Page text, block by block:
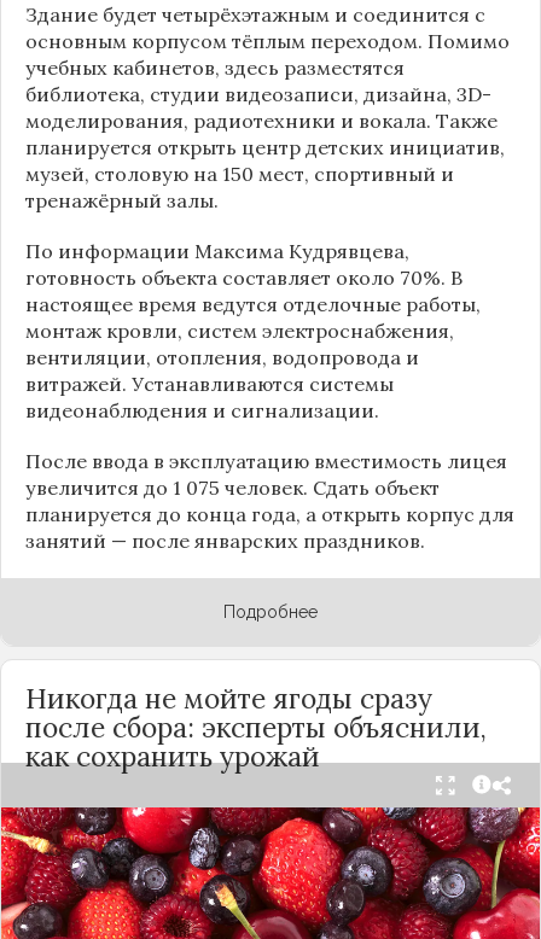
Здание будет четырёхэтажным и соединится с
основным корпусом тёплым переходом. Помимо
учебных кабинетов, здесь разместятся
библиотека, студии видеозаписи, дизайна, 3D-
моделирования, радиотехники и вокала. Также
планируется открыть центр детских инициатив,
музей, столовую на 150 мест, спортивный и
тренажёрный залы.
По информации Максима Кудрявцева,
готовность объекта составляет около 70%. В
настоящее время ведутся отделочные работы,
монтаж кровли, систем электроснабжения,
вентиляции, отопления, водопровода и
витражей. Устанавливаются системы
видеонаблюдения и сигнализации.
После ввода в эксплуатацию вместимость лицея
увеличится до 1 075 человек. Сдать объект
планируется до конца года, а открыть корпус для
занятий — после январских праздников.
Подробнее
Никогда не мойте ягоды сразу
после сбора: эксперты объяснили,
как сохранить урожай
Мытьё ягод сразу после сбора может обернуться
полной потерей урожая. Как отмечает канал
«Сделай сам», на поверхности плодов есть
естественный восковой налёт, который играет
роль природного барьера. Он защищает ягоды